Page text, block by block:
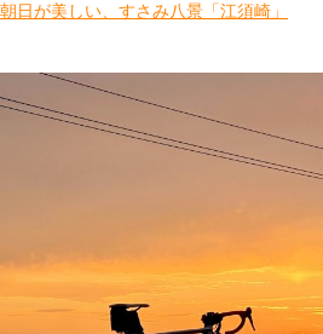
朝日が美しい、すさみ八景「江須崎」